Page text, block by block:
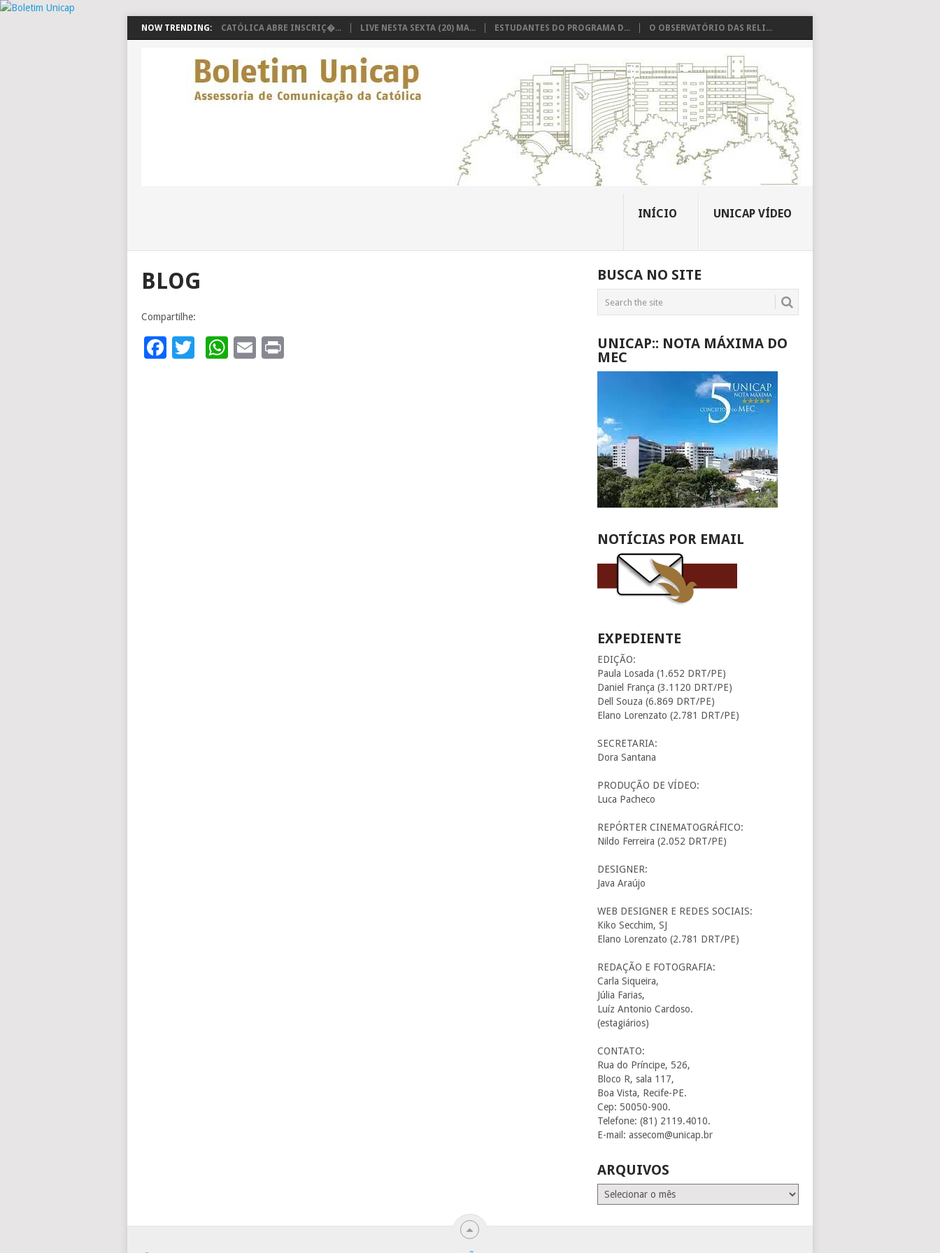
NOW TRENDING: CATÓLICA ABRE INSCRIÇ�... LIVE NESTA SEXTA (20) MA... ESTUDANTES DO PROGRAMA D... O OBSERVATÓRIO DAS RELI...
INÍCIO UNICAP VÍDEO
BLOG
Compartilhe:
Facebook
Twitter
WhatsApp
Email
BUSCA NO SITE
UNICAP:: NOTA MÁXIMA DO
MEC
NOTÍCIAS POR EMAIL
EXPEDIENTE
EDIÇÃO:
Paula Losada (1.652 DRT/PE)
Daniel França (3.1120 DRT/PE)
Dell Souza (6.869 DRT/PE)
Elano Lorenzato (2.781 DRT/PE)
SECRETARIA:
Dora Santana
PRODUÇÃO DE VÍDEO:
Luca Pacheco
REPÓRTER CINEMATOGRÁFICO:
Nildo Ferreira (2.052 DRT/PE)
DESIGNER:
Java Araújo
WEB DESIGNER E REDES SOCIAIS:
Kiko Secchim, SJ
Elano Lorenzato (2.781 DRT/PE)
REDAÇÃO E FOTOGRAFIA:
Carla Siqueira,
Júlia Farias,
Luíz Antonio Cardoso.
(estagiários)
CONTATO:
Rua do Príncipe, 526,
Bloco R, sala 117,
Boa Vista, Recife-PE.
Cep: 50050-900.
Telefone: (81) 2119.4010.
E-mail: assecom@unicap.br
ARQUIVOS
Arquivos